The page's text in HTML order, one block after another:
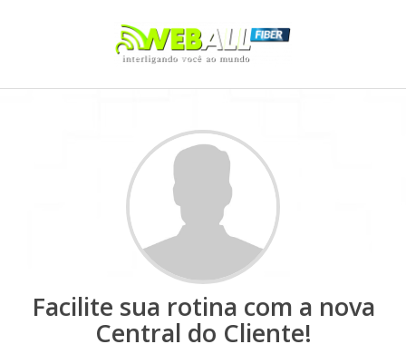
Facilite sua rotina com a nova
Central do Cliente!